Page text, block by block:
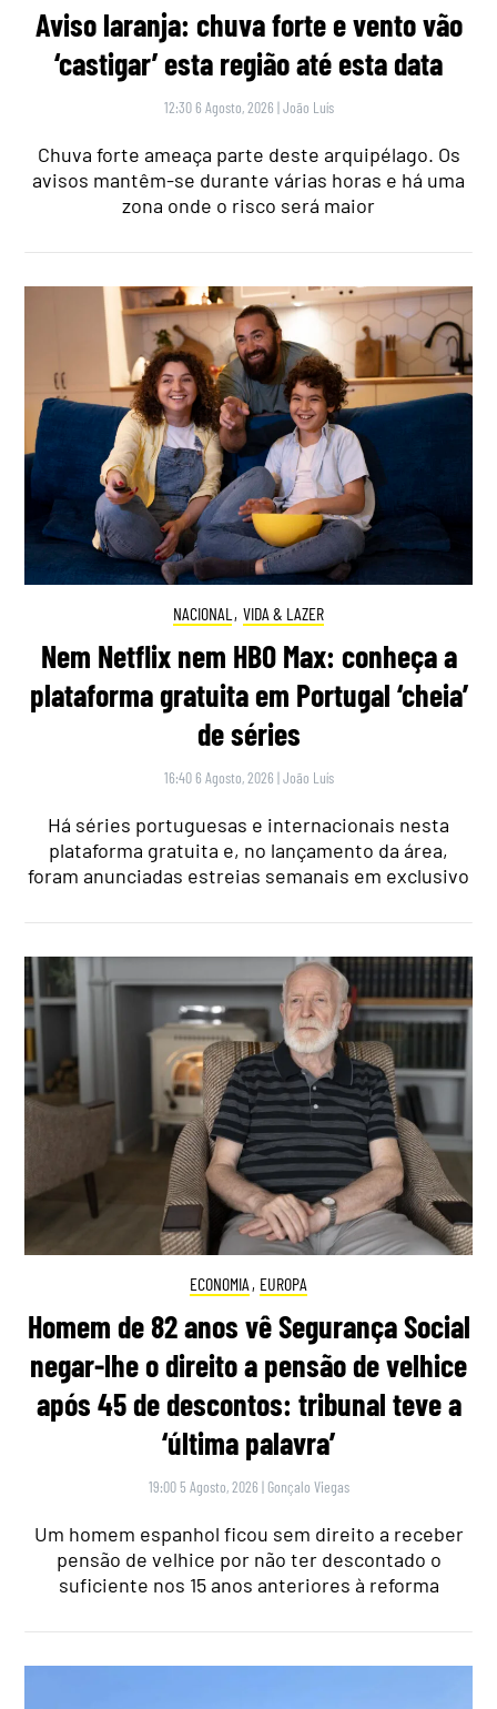
Aviso laranja: chuva forte e vento vão
‘castigar’ esta região até esta data
12:30 6 Agosto, 2026 |João Luís
Chuva forte ameaça parte deste arquipélago. Os
avisos mantêm-se durante várias horas e há uma
zona onde o risco será maior
NACIONAL , VIDA & LAZER
Nem Netflix nem HBO Max: conheça a
plataforma gratuita em Portugal ‘cheia’
de séries
16:40 6 Agosto, 2026 |João Luís
Há séries portuguesas e internacionais nesta
plataforma gratuita e, no lançamento da área,
foram anunciadas estreias semanais em exclusivo
ECONOMIA , EUROPA
Homem de 82 anos vê Segurança Social
negar-lhe o direito a pensão de velhice
após 45 de descontos: tribunal teve a
‘última palavra’
19:00 5 Agosto, 2026 | Gonçalo Viegas
Um homem espanhol ficou sem direito a receber
pensão de velhice por não ter descontado o
suficiente nos 15 anos anteriores à reforma